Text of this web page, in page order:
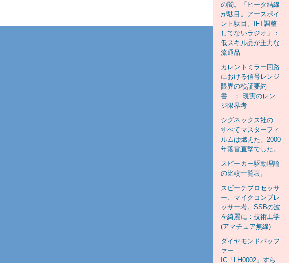
の闇。「ヒータ結線
が駄目。アースポイ
ント駄目。IFT調整
してないラジオ」：
低スキル品が主力な
流通品
カレントミラー回路
における信号レンジ
限界の検証要約
書 ： 現実のレン
ジ限界考
シグネックス社の
すべてマスターフィ
ルムは燃えた。2000
年落雷直撃でした。
スピーカー駆動理論
の比較一覧表。
スピーチプロセッサ
ー、マイクコンプレ
ッサー考。SSBの波
を綺麗に：技術工学
(アマチュア無線)
ダイヤモンドバッフ
ァー
IC「LH0002」すら